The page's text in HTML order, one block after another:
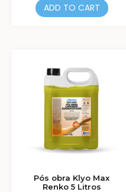
ADD TO CART
Pós obra Klyo Max
Renko 5 Litros